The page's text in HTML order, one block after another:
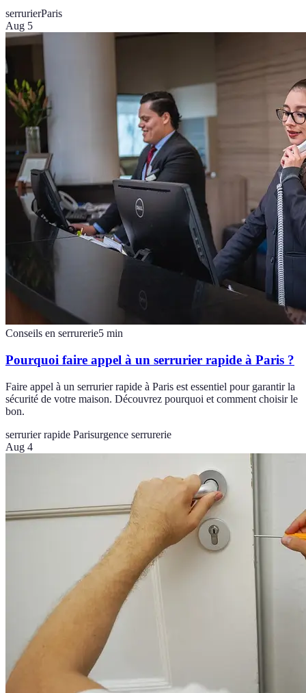
serrurierParis
Aug 5
Conseils en serrurerie5 min
Pourquoi faire appel à un serrurier rapide à Paris ?
Faire appel à un serrurier rapide à Paris est essentiel pour garantir la
sécurité de votre maison. Découvrez pourquoi et comment choisir le
bon.
serrurier rapide Parisurgence serrurerie
Aug 4